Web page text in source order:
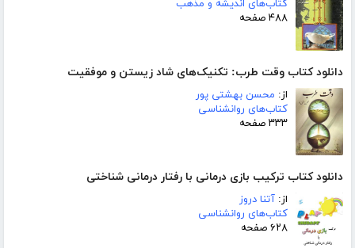
کتاب‌های اندیشه و مذهب
۴۸۸ صفحه
دانلود کتاب وقت طرب: تکنیک‌های شاد زیستن و موفقیت
از: محسن بهشتی پور
کتاب‌های روانشناسی
۳۳۳ صفحه
دانلود کتاب ترکیب بازی درمانی با رفتار درمانی شناختی
از: آتنا دروز
کتاب‌های روانشناسی
۶۲۸ صفحه